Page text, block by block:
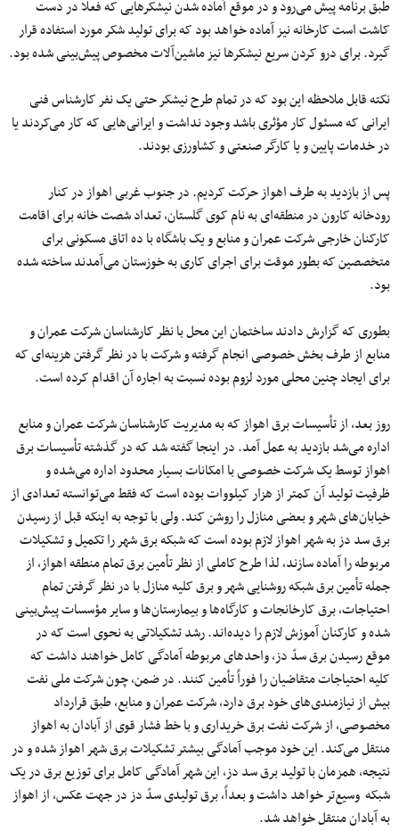
طبق برنامه پیش می‌رود و در موقع آماده شدن نیشکرهایی که فعلا در دست
کاشت است کارخانه نیز آماده خواهد بود که برای تولید شکر مورد استفاده قرار
گیرد. برای درو کردن سریع نیشکرها نیز ماشین‌آلات مخصوص پیش‌بینی شده بود.
نکته قابل ملاحظه این بود که در تمام طرح نیشکر حتی یک نفر کارشناس فنی
ایرانی که مسئول کار مؤثری باشد وجود نداشت و ایرانی‌هایی که کار می‌کردند یا
در خدمات پایین و یا کارگر صنعتی و کشاورزی بودند.
پس از بازدید به طرف اهواز حرکت کردیم. در جنوب غربی اهواز در کنار
رودخانه کارون در منطقه‌ای به نام کوی گلستان، تعداد شصت خانه برای اقامت
کارکنان خارجی شرکت عمران و منابع و یک باشگاه با ده اتاق مسکونی برای
متخصصین که بطور موقت برای اجرای کاری به خوزستان می‌آمدند ساخته شده
بود.
بطوری که گزارش دادند ساختمان این محل با نظر کارشناسان شرکت عمران و
منابع از طرف بخش خصوصی انجام گرفته و شرکت با در نظر گرفتن هزینه‌ای که
برای ایجاد چنین محلی مورد لزوم بوده نسبت به اجار‌ه آن اقدام کرده است.
روز بعد، از تأسیسات برق اهواز که به مدیریت کارشناسان شرکت عمران و منابع
اداره می‌شد بازدید به عمل آمد. در اینجا گفته شد که در گذشته تأسیسات برق
اهواز توسط یک شرکت خصوصی با امکانات بسیار محدود اداره می‌شده و
ظرفیت تولید آن کمتر از هزار کیلووات بوده است که فقط می‌توانسته تعدادی از
خیابان‌های شهر و بعضی منازل را روشن کند. ولی با توجه به اینکه قبل از رسیدن
برق سد دز به شهر اهواز لازم بوده است که شبکه برق شهر را تکمیل و تشکیلات
مربوطه را آماده سازند، لذا طرح کاملی از نظر تأمین برق تمام منطقه اهواز، از
جمله تأمین برق شبکه روشنایی شهر و برق کلیه منازل با در نظر گرفتن تمام
احتیاجات، برق کارخانجات و کارگاه‌ها و بیمارستان‌ها و سایر مؤسسات پیش‌بینی
شده و کارکنان آموزش لازم را دیده‌اند. رشد تشکیلاتی به نحوی است که در
موقع رسیدن برق سدّ دز، واحدهای مربوطه آمادگی کامل خواهند داشت که
کلیه احتیاجات متقاضیان را فوراً تأمین کنند. در ضمن، چون شرکت ملی نفت
بیش از نیازمندی‌های خود برق دارد، شرکت عمران و منابع، طبق قرارداد
مخصوصی، از شرکت نفت برق خریداری و با خط فشار قوی از آبادان به اهواز
منتقل می‌کند. این خود موجب آمادگی بیشتر تشکیلات برق شهر اهواز شده و در
نتیجه، همزمان با تولید برق سد دز، این شهر آمادگی کامل برای توزیع برق در یک
شبکه وسیع‌تر خواهد داشت و بعداً، برق تولیدی سدّ دز در جهت عکس، از اهواز
به آبادان منتقل خواهد شد.